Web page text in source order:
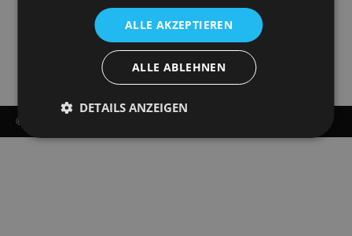
© COPYRIGHT - STAATSOPERETTE DRESDEN 2026
ALLE AKZEPTIEREN
ALLE ABLEHNEN
DETAILS ANZEIGEN